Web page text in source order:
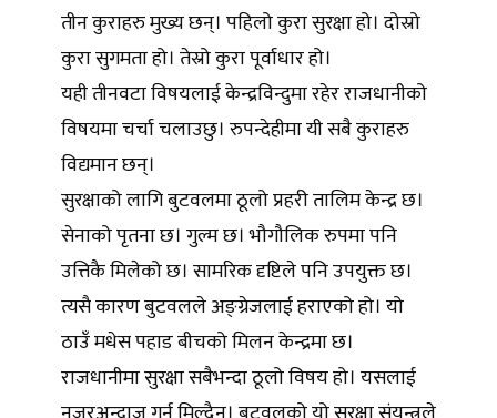
तीन कुराहरु मुख्य छन्। पहिलो कुरा सुरक्षा हो। दोस्रो
कुरा सुगमता हो। तेस्रो कुरा पूर्वाधार हो।
यही तीनवटा विषयलाई केन्द्रविन्दुमा रहेर राजधानीको
विषयमा चर्चा चलाउछु। रुपन्देहीमा यी सबै कुराहरु
विद्यमान छन्।
सुरक्षाको लागि बुटवलमा ठूलो प्रहरी तालिम केन्द्र छ।
सेनाको पृतना छ। गुल्म छ। भौगौलिक रुपमा पनि
उत्तिकै मिलेको छ। सामरिक दृष्टिले पनि उपयुक्त छ।
त्यसै कारण बुटवलले अङ्ग्रेजलाई हराएको हो। यो
ठाउँ मधेस पहाड बीचको मिलन केन्द्रमा छ।
राजधानीमा सुरक्षा सबैभन्दा ठूलो विषय हो। यसलाई